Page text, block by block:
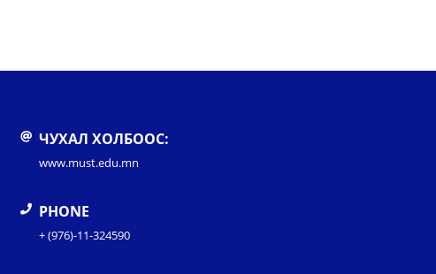
ЧУХАЛ ХОЛБООС:
www.must.edu.mn
PHONE
+ (976)-11-324590